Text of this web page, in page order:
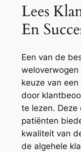
Lees
En
Een van de
keuze van
door
te lezen. Deze
patiënten
kwaliteit van
de algehele